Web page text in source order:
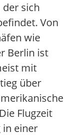
der sich
Von
wie
Berlin ist
mit
über
Flugzeit
in einer